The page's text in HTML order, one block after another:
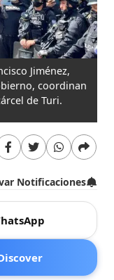
Jiménez,
coordinan
de Turi.
Notificaciones